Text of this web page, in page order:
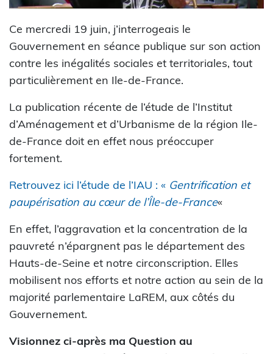
Ce mercredi 19 juin, j’interrogeais le
Gouvernement en séance publique sur son action
contre les inégalités sociales et territoriales, tout
particulièrement en Ile-de-France.
La publication récente de l’étude de l’Institut
d’Aménagement et d’Urbanisme de la région Ile-
de-France doit en effet nous préoccuper
fortement.
Retrouvez ici l’étude de l’IAU : « Gentrification et
paupérisation au cœur de l’Île-de-France«
En effet, l’aggravation et la concentration de la
pauvreté n’épargnent pas le département des
Hauts-de-Seine et notre circonscription. Elles
mobilisent nos efforts et notre action au sein de la
majorité parlementaire LaREM, aux côtés du
Gouvernement.
Visionnez ci-après ma Question au